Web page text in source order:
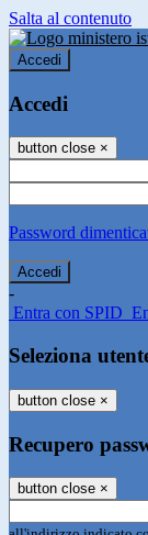
Salta al contenuto
Accedi
Accedi
button close ×
Password
-
Entra con SPID
Seleziona
button close ×
Recupero
button close ×